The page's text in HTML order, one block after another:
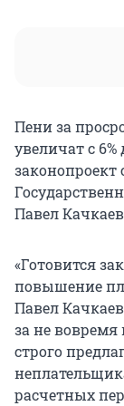
Пени за
увеличат с
законопроект
Павел
«Готовится
повышение
Павел
за не
строго
расчетных